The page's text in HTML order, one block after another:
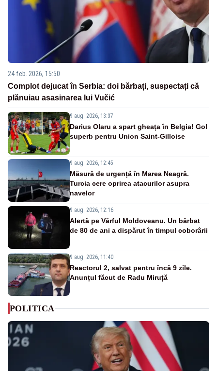
24 feb. 2026, 15:50
Complot dejucat în Serbia: doi bărbați, suspectați că
plănuiau asasinarea lui Vučić
9 aug. 2026, 13:37
Darius Olaru a spart gheața în Belgia! Gol
superb pentru Union Saint-Gilloise
9 aug. 2026, 12:45
Măsură de urgență în Marea Neagră.
Turcia cere oprirea atacurilor asupra
navelor
9 aug. 2026, 12:16
Alertă pe Vârful Moldoveanu. Un bărbat
de 80 de ani a dispărut în timpul coborârii
9 aug. 2026, 11:40
Reactorul 2, salvat pentru încă 9 zile.
Anunțul făcut de Radu Miruță
POLITICA